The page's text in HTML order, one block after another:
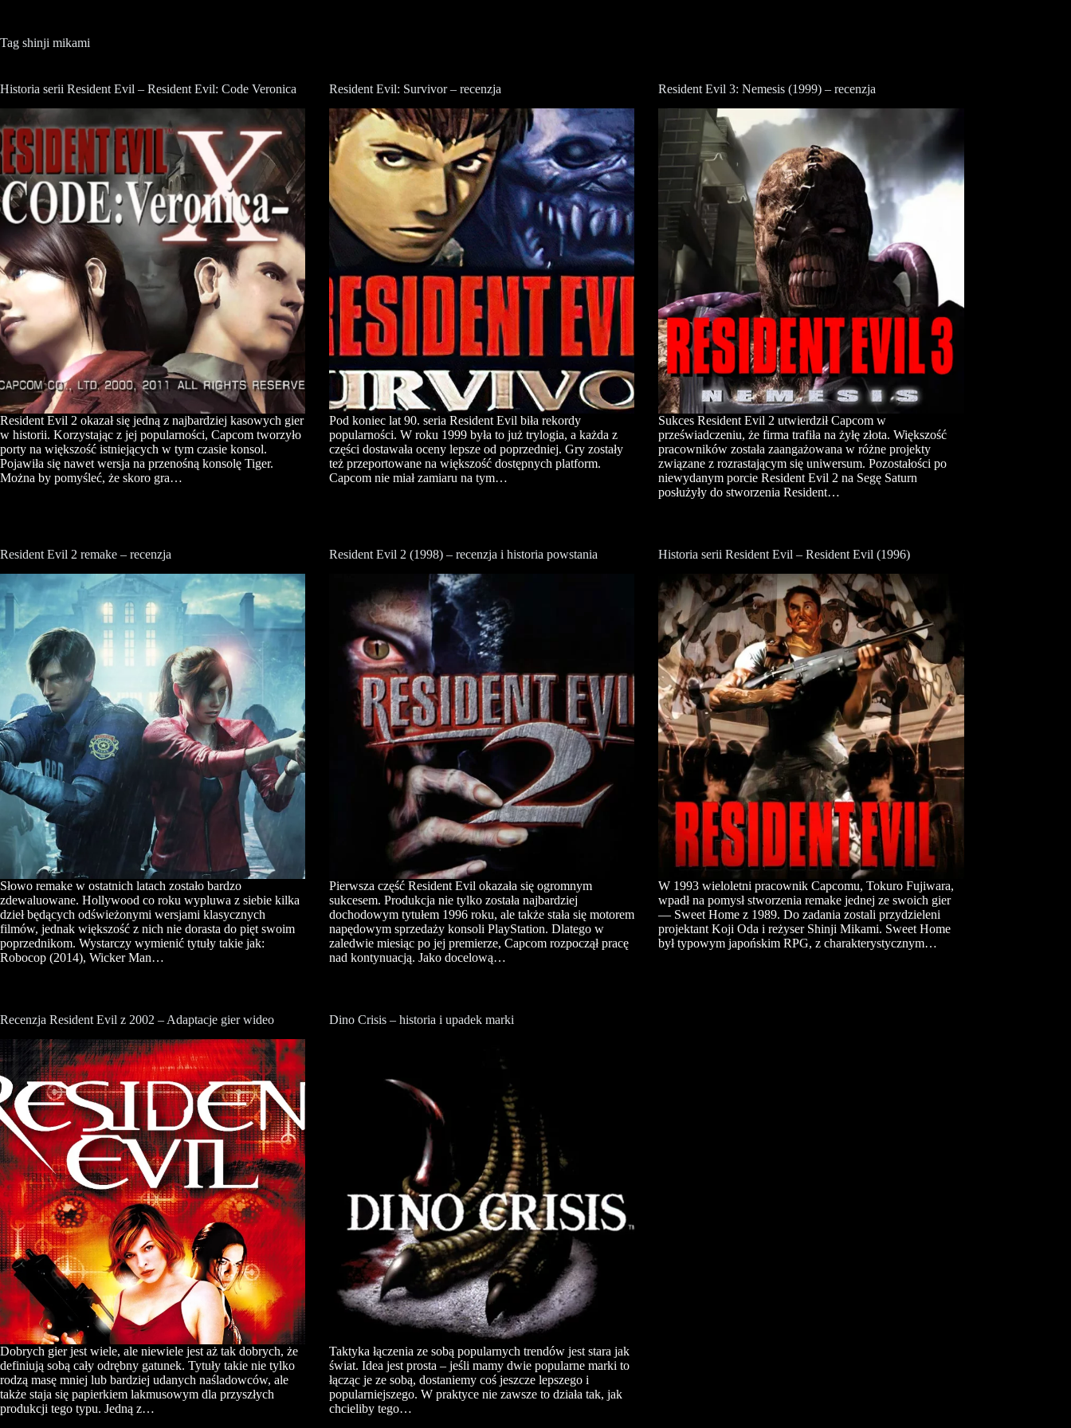
Tag shinji mikami
Historia serii Resident Evil – Resident Evil: Code Veronica
Resident Evil 2 okazał się jedną z najbardziej kasowych gier
w historii. Korzystając z jej popularności, Capcom tworzyło
porty na większość istniejących w tym czasie konsol.
Pojawiła się nawet wersja na przenośną konsolę Tiger.
Można by pomyśleć, że skoro gra…
Resident Evil: Survivor – recenzja
Pod koniec lat 90. seria Resident Evil biła rekordy
popularności. W roku 1999 była to już trylogia, a każda z
części dostawała oceny lepsze od poprzedniej. Gry zostały
też przeportowane na większość dostępnych platform.
Capcom nie miał zamiaru na tym…
Resident Evil 3: Nemesis (1999) – recenzja
Sukces Resident Evil 2 utwierdził Capcom w
przeświadczeniu, że firma trafiła na żyłę złota. Większość
pracowników została zaangażowana w różne projekty
związane z rozrastającym się uniwersum. Pozostałości po
niewydanym porcie Resident Evil 2 na Segę Saturn
posłużyły do stworzenia Resident…
Resident Evil 2 remake – recenzja
Słowo remake w ostatnich latach zostało bardzo
zdewaluowane. Hollywood co roku wypluwa z siebie kilka
dzieł będących odświeżonymi wersjami klasycznych
filmów, jednak większość z nich nie dorasta do pięt swoim
poprzednikom. Wystarczy wymienić tytuły takie jak:
Robocop (2014), Wicker Man…
Resident Evil 2 (1998) – recenzja i historia powstania
Pierwsza część Resident Evil okazała się ogromnym
sukcesem. Produkcja nie tylko została najbardziej
dochodowym tytułem 1996 roku, ale także stała się motorem
napędowym sprzedaży konsoli PlayStation. Dlatego w
zaledwie miesiąc po jej premierze, Capcom rozpoczął pracę
nad kontynuacją. Jako docelową…
Historia serii Resident Evil – Resident Evil (1996)
W 1993 wieloletni pracownik Capcomu, Tokuro Fujiwara,
wpadł na pomysł stworzenia remake jednej ze swoich gier
— Sweet Home z 1989. Do zadania zostali przydzieleni
projektant Koji Oda i reżyser Shinji Mikami. Sweet Home
był typowym japońskim RPG, z charakterystycznym…
Recenzja Resident Evil z 2002 – Adaptacje gier wideo
Dobrych gier jest wiele, ale niewiele jest aż tak dobrych, że
definiują sobą cały odrębny gatunek. Tytuły takie nie tylko
rodzą masę mniej lub bardziej udanych naśladowców, ale
także staja się papierkiem lakmusowym dla przyszłych
produkcji tego typu. Jedną z…
Dino Crisis – historia i upadek marki
Taktyka łączenia ze sobą popularnych trendów jest stara jak
świat. Idea jest prosta – jeśli mamy dwie popularne marki to
łącząc je ze sobą, dostaniemy coś jeszcze lepszego i
popularniejszego. W praktyce nie zawsze to działa tak, jak
chcieliby tego…